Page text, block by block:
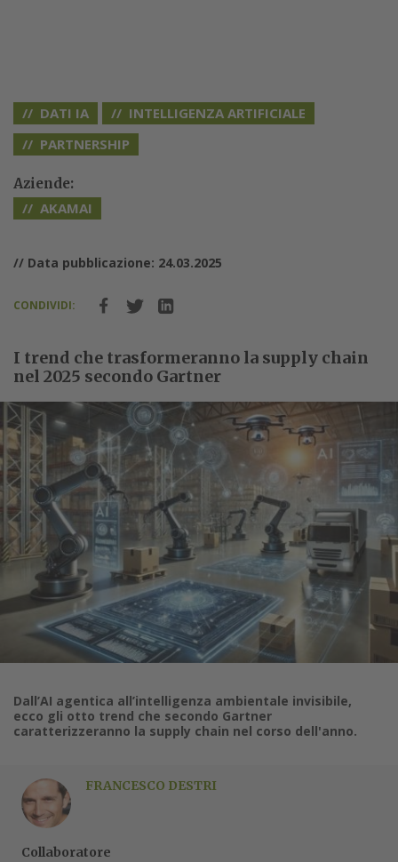
DATI IA
INTELLIGENZA ARTIFICIALE
PARTNERSHIP
Aziende:
AKAMAI
// Data pubblicazione: 24.03.2025
CONDIVIDI:
I trend che trasformeranno la supply chain
nel 2025 secondo Gartner
Dall’AI agentica all’intelligenza ambientale invisibile,
ecco gli otto trend che secondo Gartner
caratterizzeranno la supply chain nel corso dell'anno.
FRANCESCO DESTRI
Collaboratore